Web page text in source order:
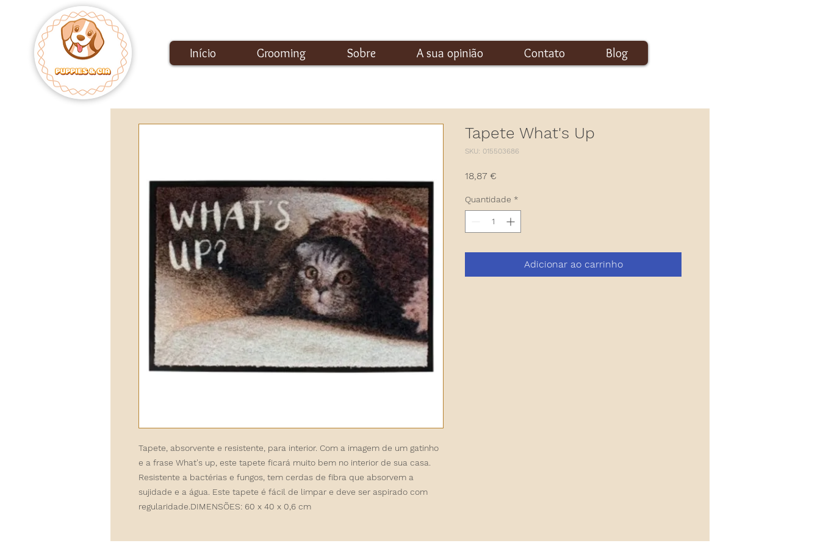
Início Grooming Sobre A sua opinião Contato Blog
Tapete, absorvente e resistente, para interior. Com a imagem de um gatinho
e a frase What's up, este tapete ficará muito bem no interior de sua casa.
Resistente a bactérias e fungos, tem cerdas de fibra que absorvem a
sujidade e a água. Este tapete é fácil de limpar e deve ser aspirado com
regularidade.DIMENSÕES: 60 x 40 x 0,6 cm
Tapete What's Up
SKU: 015503686
18,87 €
Quantidade *
Adicionar ao carrinho